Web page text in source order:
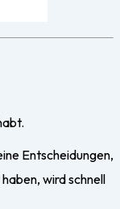
Entscheidungen,
wird schnell